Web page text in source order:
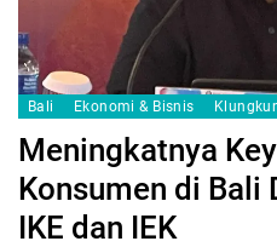
Bali Ekonomi & Bisnis
Meningkatnya
Konsumen di Bali
IKE dan IEK